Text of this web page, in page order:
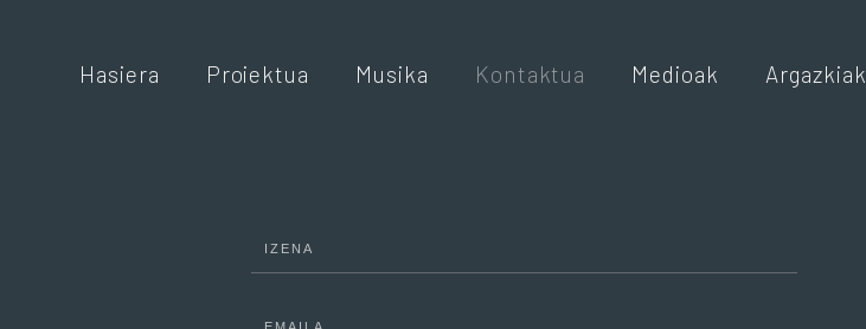
Hasiera Proiektua Musika Kontaktua Medioak Argazkiak